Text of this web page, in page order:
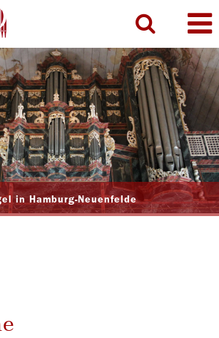
in Hamburg-Neuenfelde